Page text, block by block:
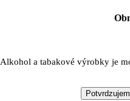
Alkohol a tabakové výrobky je